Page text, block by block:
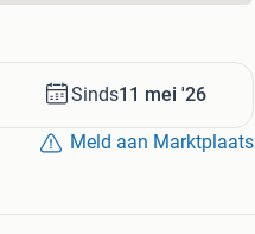
Sinds11 mei '26
Meld aan Marktplaats